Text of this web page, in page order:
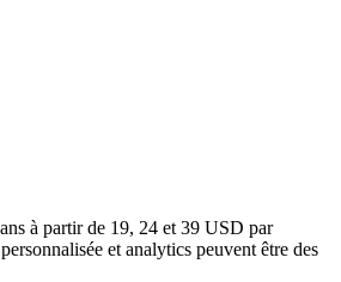
à partir de 19, 24 et 39 USD par
et analytics peuvent être des